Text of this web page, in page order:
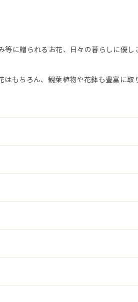
に贈られるお花、日々の暮らしに優し
もちろん、観葉植物や花鉢も豊富に取